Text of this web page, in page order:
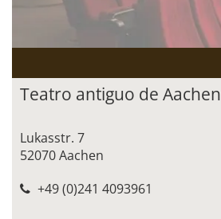
Teatro antiguo de Aachen
Lukasstr. 7
52070 Aachen
+49 (0)241 4093961